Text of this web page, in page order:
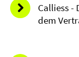
Calliess -
dem